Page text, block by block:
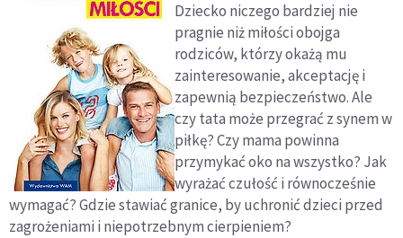
Dziecko niczego bardziej nie
pragnie niż miłości obojga
rodziców, którzy okażą mu
zainteresowanie, akceptację i
zapewnią bezpieczeństwo. Ale
czy tata może przegrać z synem w
piłkę? Czy mama powinna
przymykać oko na wszystko? Jak
wyrażać czułość i równocześnie
wymagać? Gdzie stawiać granice, by uchronić dzieci przed
zagrożeniami i niepotrzebnym cierpieniem?